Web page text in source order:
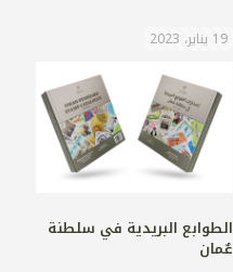
19 يناير، 2023
الطوابع البريدية في سلطنة
عٌمان